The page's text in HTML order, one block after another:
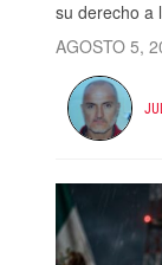
su derecho a
AGOSTO 5,